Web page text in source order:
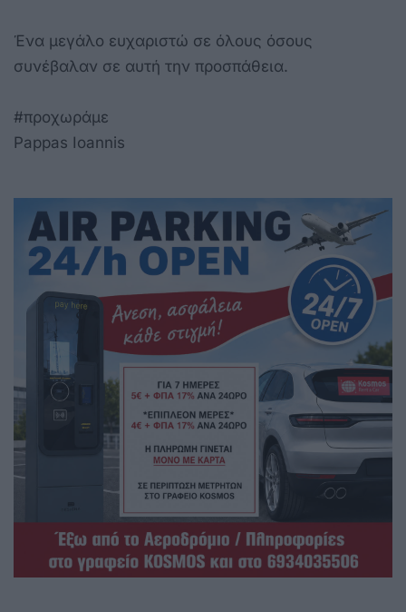
Ένα μεγάλο ευχαριστώ σε όλους όσους
συνέβαλαν σε αυτή την προσπάθεια.
#προχωράμε
Pappas Ioannis